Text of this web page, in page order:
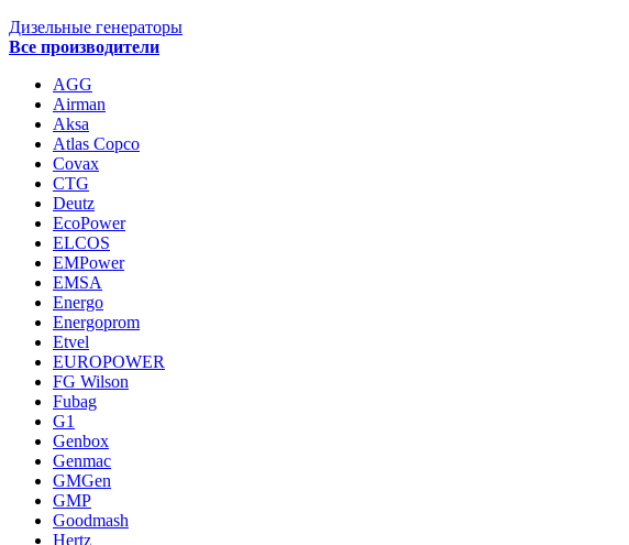
Дизельные генераторы
Все производители
AGG
Airman
Aksa
Atlas Copco
Covax
CTG
Deutz
EcoPower
ELCOS
EMPower
EMSA
Energo
Energoprom
Etvel
EUROPOWER
FG Wilson
Fubag
G1
Genbox
Genmac
GMGen
GMP
Goodmash
Hertz